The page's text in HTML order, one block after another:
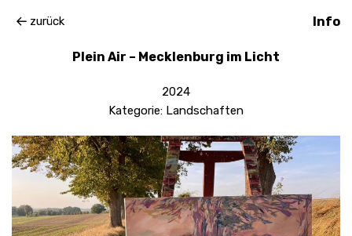
zurück Info
Plein Air – Mecklenburg im Licht
2024
Kategorie: Landschaften